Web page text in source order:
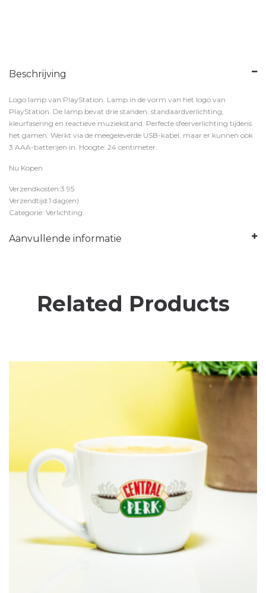
Beschrijving
Logo lamp van PlayStation. Lamp in de vorm van het logo van
PlayStation. De lamp bevat drie standen: standaardverlichting,
kleurfasering en reactieve muziekstand. Perfecte sfeerverlichting tijdens
het gamen. Werkt via de meegeleverde USB-kabel, maar er kunnen ook
3 AAA-batterijen in. Hoogte: 24 centimeter.
Nu Kopen
Verzendkosten:3.95
Verzendtijd:1 dag(en)
Categorie: Verlichting
Aanvullende informatie
Related Products